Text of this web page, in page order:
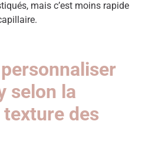
mais c’est moins rapide
selon la
des